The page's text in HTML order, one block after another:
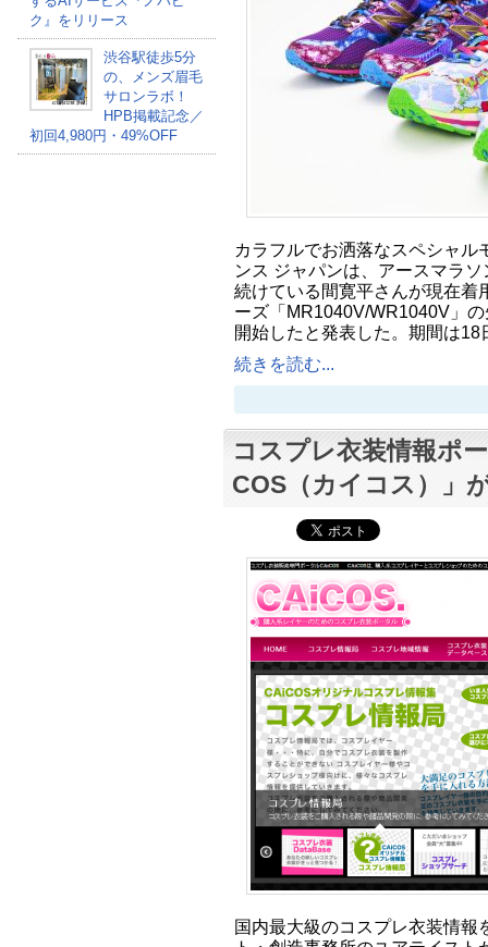
ク』をリリース
渋谷駅徒歩5分
の、メンズ眉毛
サロンラボ！
HPB掲載記念／
初回4,980円・49%OFF
カラフルでお洒落なスペシャル
ンス ジャパンは、アースマラ
続けている間寛平さんが現在着
ーズ「MR1040V/WR1040V」
開始したと発表した。期間は
続きを読む...
コスプレ衣装情報ポ
COS（カイコス）」
国内最大級のコスプレ衣装情報